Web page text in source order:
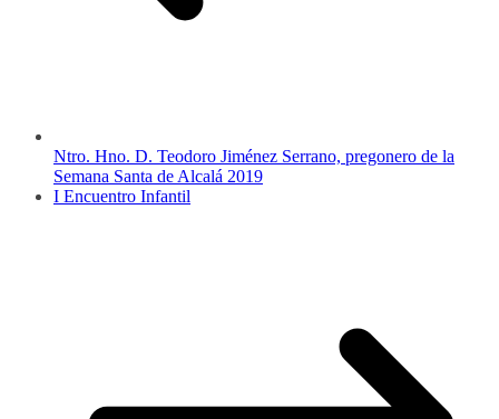
Ntro. Hno. D. Teodoro Jiménez Serrano, pregonero de la
Semana Santa de Alcalá 2019
I Encuentro Infantil